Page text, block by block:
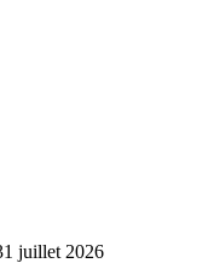
juillet 2026